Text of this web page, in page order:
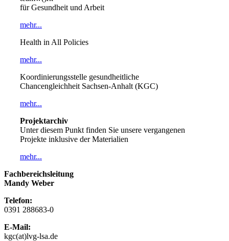
für Gesundheit und Arbeit
mehr...
Health in All Policies
mehr...
Koordinierungsstelle gesundheitliche
Chancengleichheit Sachsen-Anhalt (KGC)
mehr...
Projektarchiv
Unter diesem Punkt finden Sie unsere vergangenen
Projekte inklusive der Materialien
mehr...
Fachbereichsleitung
Mandy Weber
Telefon:
0391 288683-0
E-Mail:
kgc(at)lvg-lsa.de